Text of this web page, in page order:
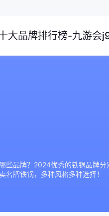
大品牌排行榜-九游会
些品牌？2024优秀的铁锅品牌
名牌铁锅，多种风格多种选择！